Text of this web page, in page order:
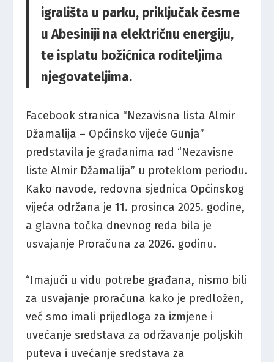
igrališta u parku, priključak česme
u Abesiniji na električnu energiju,
te isplatu božićnica roditeljima
njegovateljima.
Facebook stranica “Nezavisna lista Almir
Džamalija – Općinsko vijeće Gunja”
predstavila je građanima rad “Nezavisne
liste Almir Džamalija” u proteklom periodu.
Kako navode, redovna sjednica Općinskog
vijeća održana je 11. prosinca 2025. godine,
a glavna točka dnevnog reda bila je
usvajanje Proračuna za 2026. godinu.
“Imajući u vidu potrebe građana, nismo bili
za usvajanje proračuna kako je predložen,
već smo imali prijedloga za izmjene i
uvećanje sredstava za održavanje poljskih
puteva i uvećanje sredstava za